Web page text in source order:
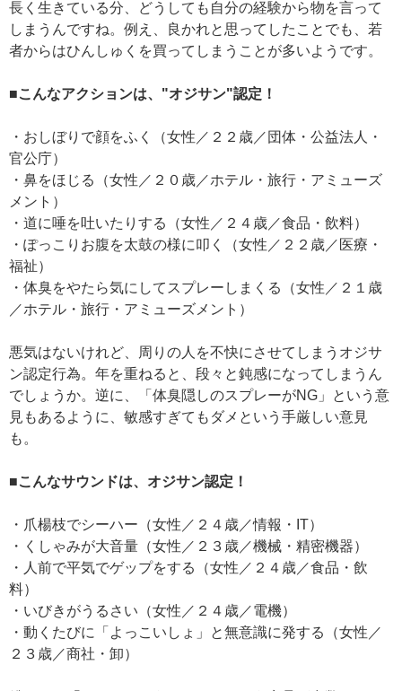
長く生きている分、どうしても自分の経験から物を言って
しまうんですね。例え、良かれと思ってしたことでも、若
者からはひんしゅくを買ってしまうことが多いようです。
■こんなアクションは、"オジサン"認定！
・おしぼりで顔をふく（女性／２２歳／団体・公益法人・
官公庁）
・鼻をほじる（女性／２０歳／ホテル・旅行・アミューズ
メント）
・道に唾を吐いたりする（女性／２４歳／食品・飲料）
・ぽっこりお腹を太鼓の様に叩く（女性／２２歳／医療・
福祉）
・体臭をやたら気にしてスプレーしまくる（女性／２１歳
／ホテル・旅行・アミューズメント）
悪気はないけれど、周りの人を不快にさせてしまうオジサ
ン認定行為。年を重ねると、段々と鈍感になってしまうん
でしょうか。逆に、「体臭隠しのスプレーがNG」という意
見もあるように、敏感すぎてもダメという手厳しい意見
も。
■こんなサウンドは、オジサン認定！
・爪楊枝でシーハー（女性／２４歳／情報・IT）
・くしゃみが大音量（女性／２３歳／機械・精密機器）
・人前で平気でゲップをする（女性／２４歳／食品・飲
料）
・いびきがうるさい（女性／２４歳／電機）
・動くたびに「よっこいしょ」と無意識に発する（女性／
２３歳／商社・卸）